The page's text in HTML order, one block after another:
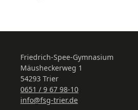
Friedrich-Spee-Gymnasium
Mäusheckerweg 1
54293 Trier
0651 / 9 67 98-10
info@fsg-trier.de